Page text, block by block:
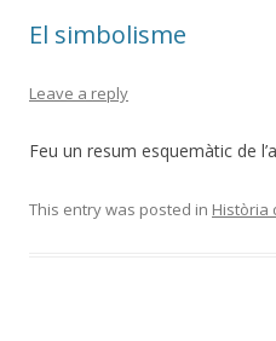
El simbolisme
Leave a reply
Feu un resum esquemàtic de
This entry was posted in Història